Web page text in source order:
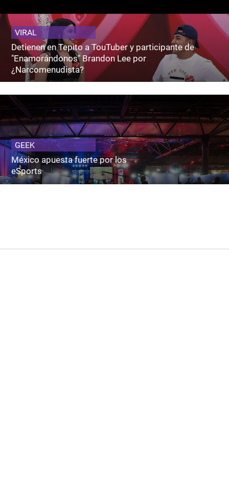
VIRAL
Detienen en Tepito a TouTuber y participante de
"Enamorándonos" Brandon Lee por
¿Narcomenudista?
GEEK
México apuesta fuerte por los
eSports